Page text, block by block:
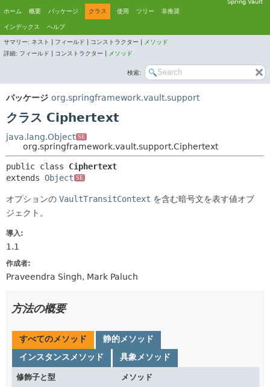
Spring Vault
ホーム
概要 パッケージ クラス 使用 ツリー 非推奨
インデックス ヘルプ
サマリー: ネスト | フィールド | コンストラクター |
メソッド
詳細: フィールド | コンストラクター | メソッド
検索:
パッケージ org.springframework.vault.support
クラス Ciphertext
java.lang.Object SE
org.springframework.vault.support.Ciphertext
public class Ciphertext
extends Object SE
オプションの VaultTransitContext を含む暗号文を表す値オブ
ジェクト。
導入:
1.1
作成者:
Praveendra Singh, Mark Paluch
方法の概要
すべてのメソッド
静的メソッド
インスタンスメソッド
具象メソッド
修飾子と型
メソッド